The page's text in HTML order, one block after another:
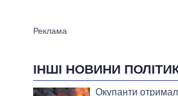
ІНШІ НОВИНИ
Окупанти